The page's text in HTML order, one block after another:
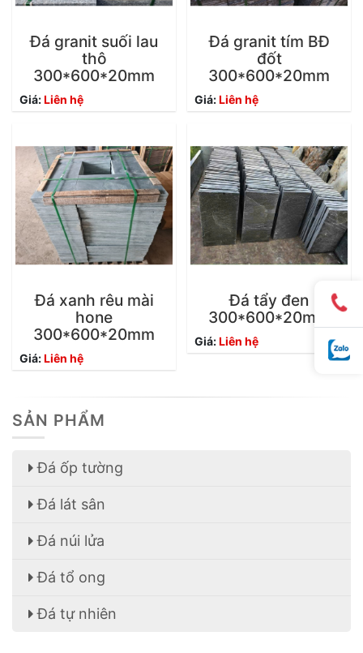
Đá granit suối lau
thô
300*600*20mm
Giá:Liên hệ
Đá granit tím BĐ
đốt
300*600*20mm
Giá:Liên hệ
Đá xanh rêu mài
hone
300*600*20mm
Giá:Liên hệ
Đá tẩy đen
300*600*20mm
Giá:Liên hệ
SẢN PHẨM
Đá ốp tường
Đá lát sân
Đá núi lửa
Đá tổ ong
Đá tự nhiên